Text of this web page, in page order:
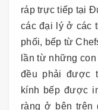
ráp trực tiếp tại
các đại lý ở các
phối, bếp từ
lần từ những
đều phải được
kính bếp được
ràng ở bên trên